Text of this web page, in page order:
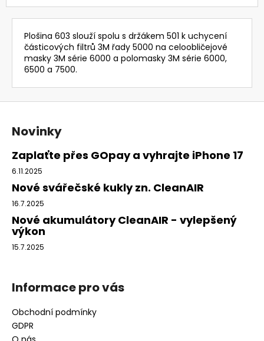
Plošina 603 slouží spolu s držákem 501 k uchycení
částicových filtrů 3M řady 5000 na celoobličejové
masky 3M série 6000 a polomasky 3M série 6000,
6500 a 7500.
Z
Novinky
Zaplaťte přes GOpay a vyhrajte iPhone 17
6.11.2025
Nové svářečské kukly zn. CleanAIR
16.7.2025
Nové akumulátory CleanAIR - vylepšený
výkon
15.7.2025
Informace pro vás
Obchodní podmínky
GDPR